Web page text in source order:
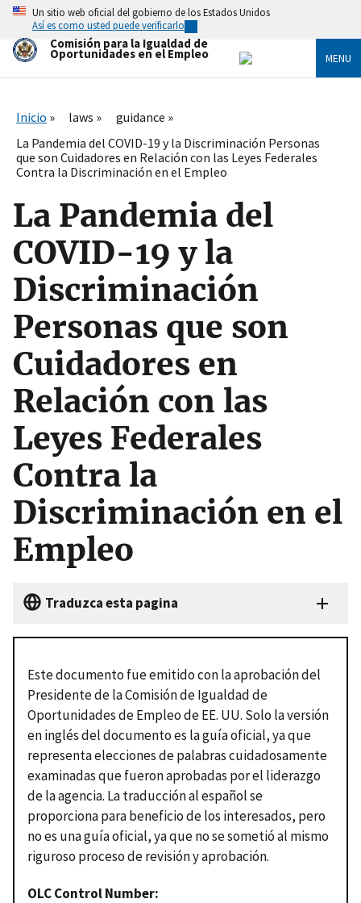
Skip
main
content
Un sitio web oficial del gobierno de los Estados Unidos
Así es como usted puede verificarlo
Comisión para la Igualdad de
Oportunidades en el Empleo MENU
Inicio laws
guidance
La Pandemia del COVID-19 y la Discriminación Personas
que son Cuidadores en Relación con las Leyes Federales
Contra la Discriminación en el Empleo
La Pandemia del
COVID-19 y la
Discriminación
Personas que son
Cuidadores en
Relación con las
Leyes Federales
Contra la
Discriminación en el
Empleo
Traduzca esta pagina
Este documento fue emitido con la aprobación del
Presidente de la Comisión de Igualdad de
Oportunidades de Empleo de EE. UU. Solo la versión
en inglés del documento es la guía oficial, ya que
representa elecciones de palabras cuidadosamente
examinadas que fueron aprobadas por el liderazgo
de la agencia. La traducción al español se
proporciona para beneficio de los interesados, pero
no es una guía oficial, ya que no se sometió al mismo
riguroso proceso de revisión y aprobación.
OLC Control Number